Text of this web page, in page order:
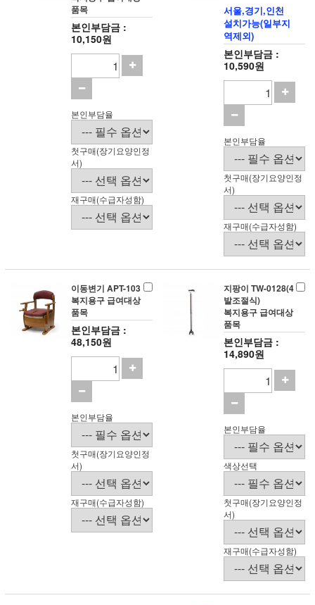
품목
본인부담금 :
10,150원
본인부담율
첫구매(장기요양인정
서)
재구매(수급자성함)
서울,경기,인천
설치가능(일부지
역제외)
본인부담금 :
10,590원
본인부담율
첫구매(장기요양인정
서)
재구매(수급자성함)
이동변기 APT-103
복지용구 급여대상
품목
본인부담금 :
48,150원
본인부담율
첫구매(장기요양인정
서)
재구매(수급자성함)
지팡이 TW-0128(4
발조절식)
복지용구 급여대상
품목
본인부담금 :
14,890원
본인부담율
색상선택
첫구매(장기요양인정
서)
재구매(수급자성함)